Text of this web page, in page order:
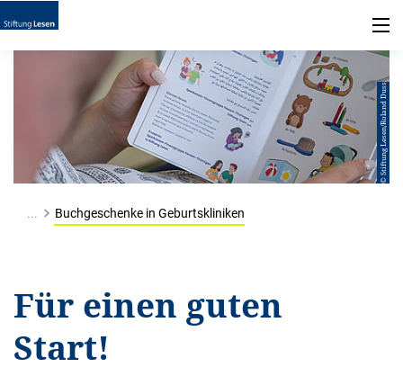
© Stiftung Lesen/Roland Duss
... Buchgeschenke in Geburtskliniken
Für einen guten
Start!